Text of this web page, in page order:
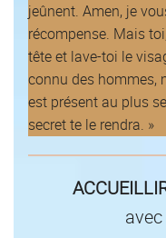
jeûnent. Amen, je
récompense. Mais
tête et lave-toi le
connu des hommes,
est présent au plus
secret te le rendra. »